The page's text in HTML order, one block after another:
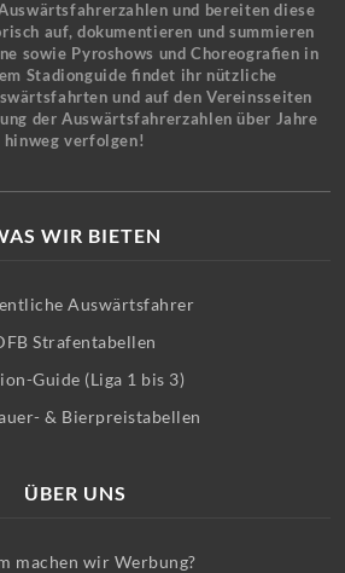
und bereiten diese
auf, dokumentieren und summieren
sowie Pyroshows und Choreografien in
Stadionguide findet ihr nützliche
und auf den Vereinsseiten
der Auswärtsfahrerzahlen über Jahre
hinweg verfolgen!
WIR BIETEN
Auswärtsfahrer
Strafentabellen
Guide (Liga 1 bis 3)
& Bierpreistabellen
ÜBER UNS
machen wir Werbung?